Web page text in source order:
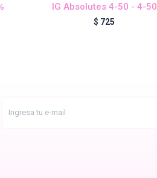
IG Absolutes 4-50 - 4-50
$ 725